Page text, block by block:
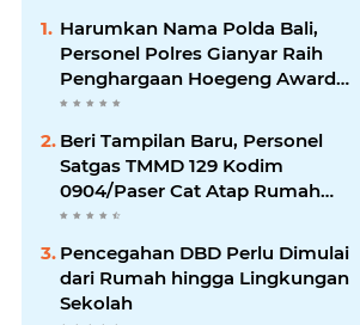
Harumkan Nama Polda Bali,
Personel Polres Gianyar Raih
Penghargaan Hoegeng Awards
2026
Beri Tampilan Baru, Personel
Satgas TMMD 129 Kodim
0904/Paser Cat Atap Rumah
Marbot
Pencegahan DBD Perlu Dimulai
dari Rumah hingga Lingkungan
Sekolah